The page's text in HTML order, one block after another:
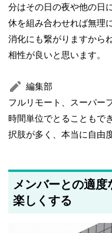
分はその日の夜や他の日
休を組み合わせれば無理
消化にも繋がりますから
相性が良いと思います。
編集部
フルリモート、スーパー
時間単位でとることもで
択肢が多く、本当に自由
メンバーとの適
楽しくする